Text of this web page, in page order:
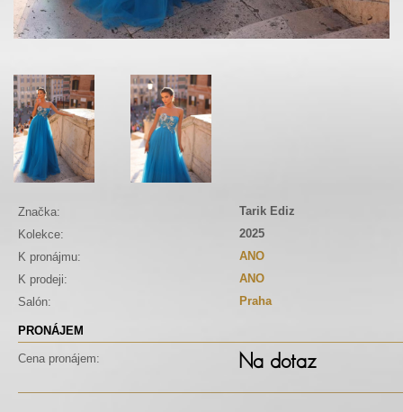
Značka:
Tarik Ediz
Kolekce:
2025
K pronájmu:
ANO
K prodeji:
ANO
Salón:
Praha
PRONÁJEM
Cena pronájem: Na dotaz